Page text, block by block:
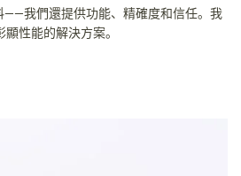
——我們還提供功能、精確度和信任。我
性能的解決方案。